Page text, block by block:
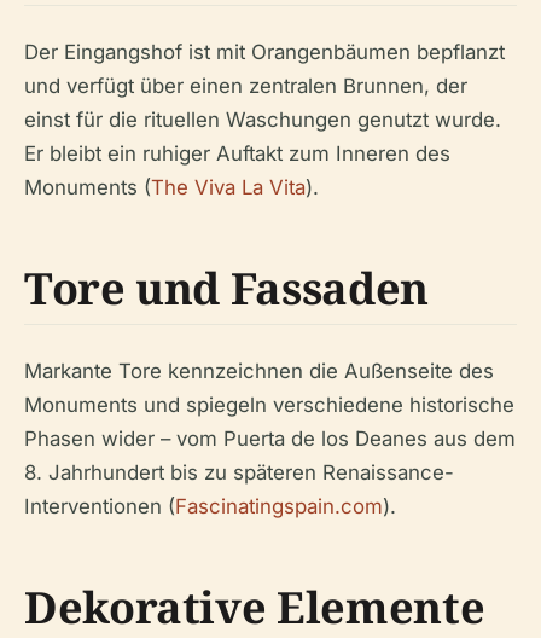
Der Eingangshof ist mit Orangenbäumen bepflanzt
und verfügt über einen zentralen Brunnen, der
einst für die rituellen Waschungen genutzt wurde.
Er bleibt ein ruhiger Auftakt zum Inneren des
Monuments (The Viva La Vita).
Tore und Fassaden
Markante Tore kennzeichnen die Außenseite des
Monuments und spiegeln verschiedene historische
Phasen wider – vom Puerta de los Deanes aus dem
8. Jahrhundert bis zu späteren Renaissance-
Interventionen (Fascinatingspain.com).
Dekorative Elemente